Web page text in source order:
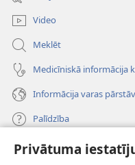
Privātuma
window)
Video
Meklēt
Medicīniskā informācija
Informācija varas
Palīdzība
Ziedojumi